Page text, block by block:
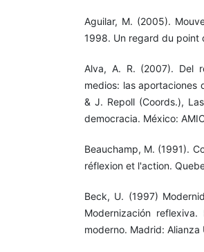
Aguilar, M. (2005).
1998. Un regard du point
Alva, A. R. (2007). Del
medios: las aportaciones
& J. Repoll (Coords.),
democracia. México:
Beauchamp, M. (1991).
réflexion et l'action.
Beck, U. (1997)
Modernización
moderno. Madrid: Alianza